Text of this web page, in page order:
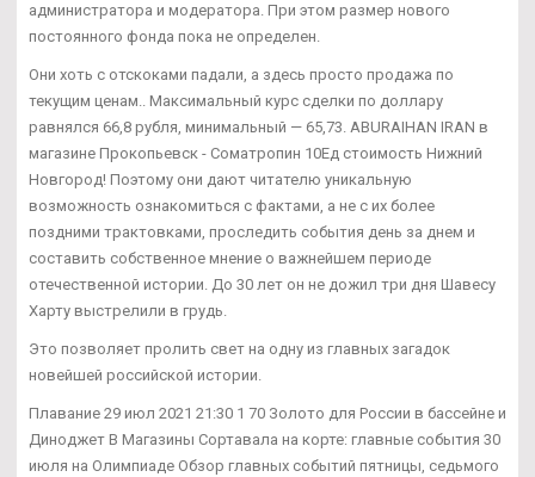
администратора и модератора. При этом размер нового
постоянного фонда пока не определен.
Они хоть с отскоками падали, а здесь просто продажа по
текущим ценам.. Максимальный курс сделки по доллару
равнялся 66,8 рубля, минимальный — 65,73. ABURAIHAN IRAN в
магазине Прокопьевск - Cоматропин 10Ед стоимость Нижний
Новгород! Поэтому они дают читателю уникальную
возможность ознакомиться с фактами, а не с их более
поздними трактовками, проследить события день за днем и
составить собственное мнение о важнейшем периоде
отечественной истории. До 30 лет он не дожил три дня Шавесу
Харту выстрелили в грудь.
Это позволяет пролить свет на одну из главных загадок
новейшей российской истории.
Плавание 29 июл 2021 21:30 1 70 Золото для России в бассейне и
Диноджет В Магазины Сортавала на корте: главные события 30
июля на Олимпиаде Обзор главных событий пятницы, седьмого